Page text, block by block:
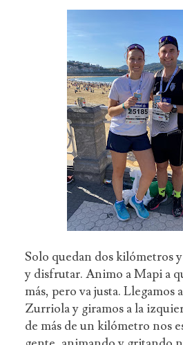
Solo quedan dos kilómetros
y disfrutar. Animo a Mapi a
más, pero va justa. Llegamos
Zurriola y giramos a la
de más de un kilómetro nos